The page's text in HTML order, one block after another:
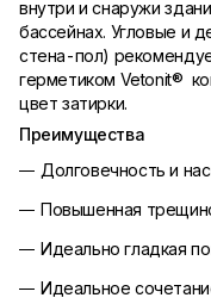
внутри и снаружи
бассейнах. Угловые и
стена-пол)
герметиком Vetonit®
цвет затирки.
Преимущества
Долговечность и
Повышенная
Идеально гладкая
Идеальное